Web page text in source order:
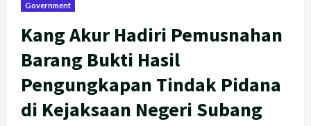
Government
Kang Akur Hadiri Pemusnahan
Barang Bukti Hasil
Pengungkapan Tindak Pidana
di Kejaksaan Negeri Subang